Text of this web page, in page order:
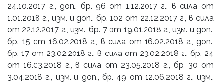
24.10.2017 г., доп., бр. 96 от 1.12.2017 г., в сила от
1.01.2018 г., изм. и доп., бр. 102 от 22.12.2017 г., в сила
от 22.12.2017 г., изм., бр. 7 от 19.01.2018 г., изм. и доп.,
бр. 15 от 16.02.2018 г., в сила от 16.02.2018 г., доп.,
бр. 17 от 23.02.2018 г., в сила от 23.02.2018 г., бр. 24
от 16.03.2018 г., в сила от 23.05.2018 г., бр. 30 от
3.04.2018 г., изм. и доп., бр. 49 от 12.06.2018 г., изм.,